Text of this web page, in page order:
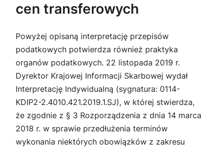
cen transferowych
Powyżej opisaną interpretację przepisów
podatkowych potwierdza również praktyka
organów podatkowych. 22 listopada 2019 r.
Dyrektor Krajowej Informacji Skarbowej wydał
Interpretację Indywidualną (sygnatura: 0114-
KDIP2-2.4010.421.2019.1.SJ), w której stwierdza,
że zgodnie z § 3 Rozporządzenia z dnia 14 marca
2018 r. w sprawie przedłużenia terminów
wykonania niektórych obowiązków z zakresu